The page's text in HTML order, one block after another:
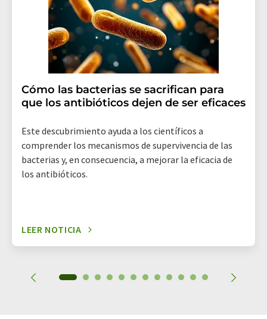
electrónico se incluye un enlace para anular la
suscripción al boletín informativo correspondiente.
Cómo las bacterias se sacrifican para
que los antibióticos dejen de ser eficaces
Este descubrimiento ayuda a los científicos a
comprender los mecanismos de supervivencia de las
bacterias y, en consecuencia, a mejorar la eficacia de
los antibióticos.
LEER NOTICIA